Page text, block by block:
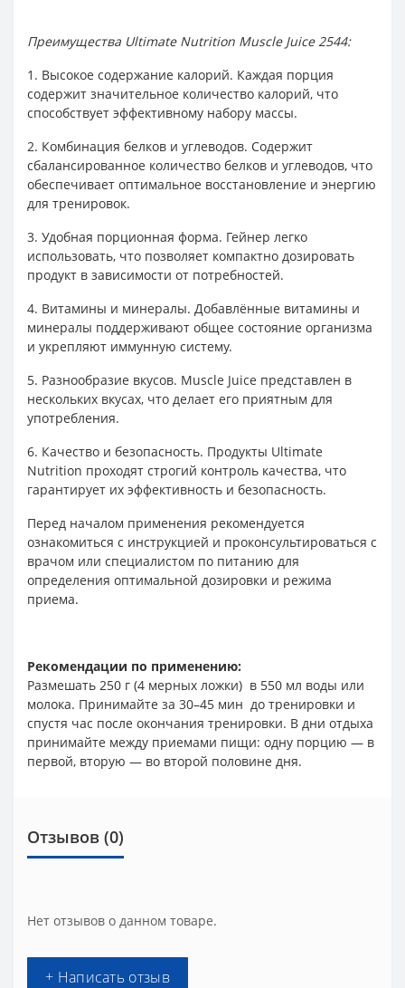
Преимущества Ultimate Nutrition Muscle Juice 2544:
1. Высокое содержание калорий. Каждая порция
содержит значительное количество калорий, что
способствует эффективному набору массы.
2. Комбинация белков и углеводов. Содержит
сбалансированное количество белков и углеводов, что
обеспечивает оптимальное восстановление и энергию
для тренировок.
3. Удобная порционная форма. Гейнер легко
использовать, что позволяет компактно дозировать
продукт в зависимости от потребностей.
4. Витамины и минералы. Добавлённые витамины и
минералы поддерживают общее состояние организма
и укрепляют иммунную систему.
5. Разнообразие вкусов. Muscle Juice представлен в
нескольких вкусах, что делает его приятным для
употребления.
6. Качество и безопасность. Продукты Ultimate
Nutrition проходят строгий контроль качества, что
гарантирует их эффективность и безопасность.
Перед началом применения рекомендуется
ознакомиться с инструкцией и проконсультироваться с
врачом или специалистом по питанию для
определения оптимальной дозировки и режима
приема.
Рекомендации по применению:
Размешать 250 г (4 мерных ложки) в 550 мл воды или
молока. Принимайте за 30–45 мин до тренировки и
спустя час после окончания тренировки. В дни отдыха
принимайте между приемами пищи: одну порцию — в
первой, вторую — во второй половине дня.
Отзывов (0)
Нет отзывов о данном товаре.
+ Написать отзыв